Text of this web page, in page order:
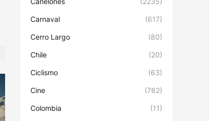
Carnaval (617)
Cerro Largo (80)
Chile (20)
Ciclismo (63)
Cine (762)
Colombia (11)